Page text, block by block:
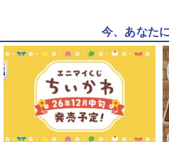
今、あなた